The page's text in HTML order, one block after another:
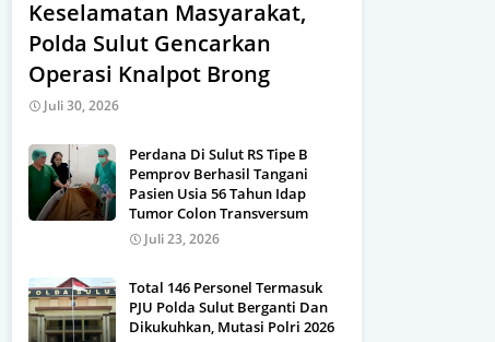
Keselamatan Masyarakat,
Polda Sulut Gencarkan
Operasi Knalpot Brong
Juli 30, 2026
Perdana Di Sulut RS Tipe B
Pemprov Berhasil Tangani
Pasien Usia 56 Tahun Idap
Tumor Colon Transversum
Juli 23, 2026
Total 146 Personel Termasuk
PJU Polda Sulut Berganti Dan
Dikukuhkan, Mutasi Polri 2026